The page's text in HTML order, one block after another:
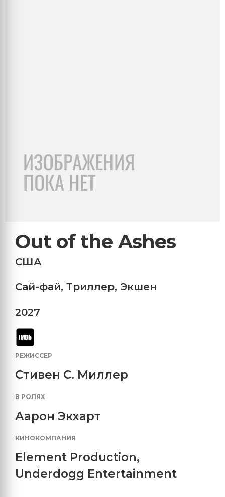
Out of the Ashes
США
Сай-фай, Триллер, Экшен
2027
РЕЖИССЕР
Стивен С. Миллер
В РОЛЯХ
Аарон Экхарт
КИНОКОМПАНИЯ
Element Production,
Underdogg Entertainment